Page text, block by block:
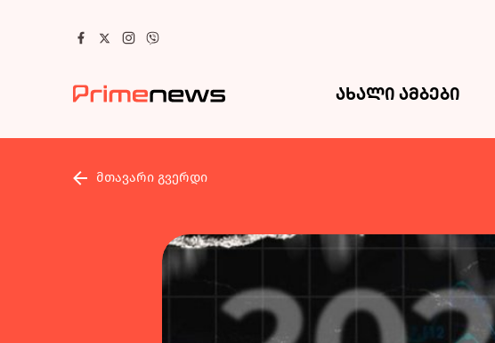
ახალი ამბები
მთავარი გვერდი